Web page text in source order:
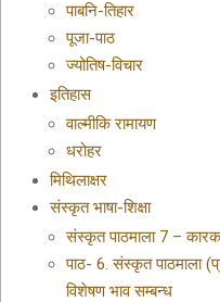
पाबनि-तिहार
पूजा-पाठ
ज्योतिष-विचार
इतिहास
वाल्मीकि रामायण
धरोहर
मिथिलाक्षर
संस्कृत भाषा-शिक्षा
संस्कृत पाठमाला 7 –
पाठ- 6. संस्कृत पाठमाला
विशेषण भाव सम्बन्ध